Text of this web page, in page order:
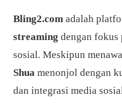
Bling2.com adalah
streaming dengan fokus
sosial. Meskipun
Shua menonjol dengan
dan integrasi media